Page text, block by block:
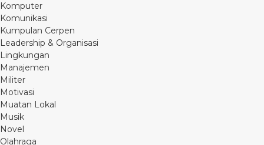
Komputer
Komunikasi
Kumpulan Cerpen
Leadership & Organisasi
Lingkungan
Manajemen
Militer
Motivasi
Muatan Lokal
Musik
Novel
Olahraga